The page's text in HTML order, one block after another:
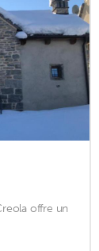
offre un